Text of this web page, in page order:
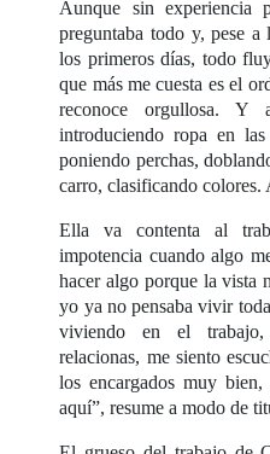
Aunque sin experiencia
preguntaba todo y, pese a
los primeros días, todo
que más me cuesta es el
reconoce orgullosa. Y
introduciendo ropa en
poniendo perchas,
carro, clasificando colores.
Ella va contenta al
impotencia cuando algo
hacer algo porque la vista
yo ya no pensaba vivir
viviendo en el
relacionas, me siento
los encargados muy
aquí”, resume a modo de